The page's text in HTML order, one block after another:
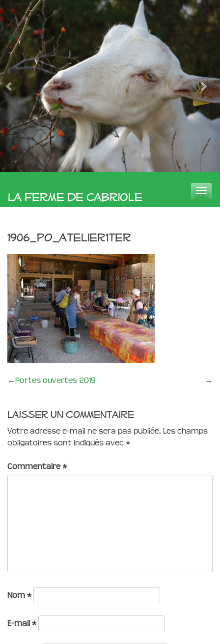
La Ferme de Cabriole
Toggle
1906_PO_atelier1ter
←Portes ouvertes 2019 →
Laisser un commentaire
Votre adresse e-mail ne sera pas publiée. Les champs
obligatoires sont indiqués avec *
Commentaire*
Nom *
E-mail *